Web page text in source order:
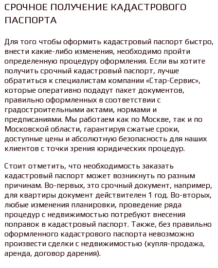
СРОЧНОЕ ПОЛУЧЕНИЕ КАДАСТРОВОГО
ПАСПОРТА
Для того чтобы оформить кадастровый паспорт быстро,
внести какие-либо изменения, необходимо пройти
определенную процедуру оформления. Если вы хотите
получить срочный кадастровый паспорт, лучше
обратиться к специалистам компании «Стар-Сервис»,
которые оперативно подадут пакет документов,
правильно оформленных в соответствии с
градостроительными актами, нормами и
предписаниями. Мы работаем как по Москве, так и по
Московской области, гарантируя сжатые сроки,
доступные цены и абсолютную безопасность для наших
клиентов с точки зрения юридических процедур.
Стоит отметить, что необходимость заказать
кадастровый паспорт может возникнуть по разным
причинам. Во-первых, это срочный документ, например,
для квартиры документ действителен 1 год. Во-вторых,
любые изменения планировки, проведение ряда
процедур с недвижимостью потребуют внесения
поправок в кадастровый паспорт. Также, без правильно
оформленного кадастрового паспорта невозможно
произвести сделки с недвижимостью (купля-продажа,
аренда, договор дарения).